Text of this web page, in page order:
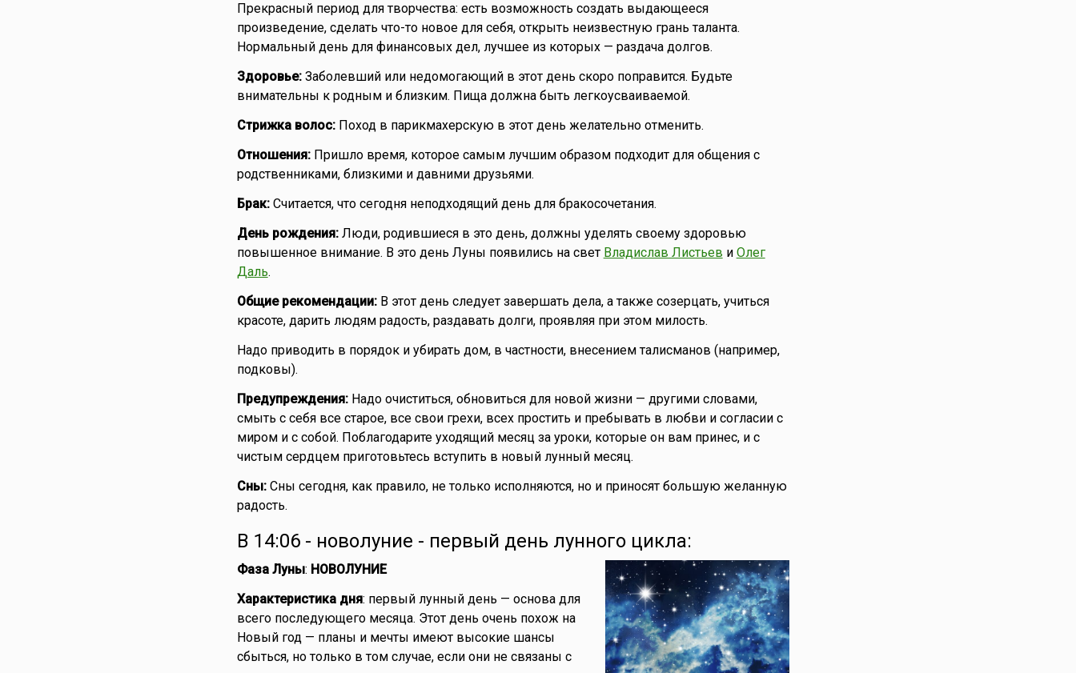
Прекрасный период для творчества: есть возможность создать выдающееся
произведение, сделать что-то новое для себя, открыть неизвестную грань таланта.
Нормальный день для финансовых дел, лучшее из которых — раздача долгов.
Здоровье:Заболевший или недомогающий в этот день скоро поправится. Будьте
внимательны к родным и близким. Пища должна быть легкоусваиваемой.
Стрижка волос:Поход в парикмахерскую в этот день желательно отменить.
Отношения:Пришло время, которое самым лучшим образом подходит для общения с
родственниками, близкими и давними друзьями.
Брак:Считается, что сегодня неподходящий день для бракосочетания.
День рождения:Люди, родившиеся в это день, должны уделять своему здоровью
повышенное внимание. В это день Луны появились на свет Владислав Листьев и Олег
Даль.
Общие рекомендации:В этот день следует завершать дела, а также созерцать, учиться
красоте, дарить людям радость, раздавать долги, проявляя при этом милость.
Надо приводить в порядок и убирать дом, в частности, внесением талисманов (например,
подковы).
Предупреждения:Надо очиститься, обновиться для новой жизни — другими словами,
смыть с себя все старое, все свои грехи, всех простить и пребывать в любви и согласии с
миром и с собой. Поблагодарите уходящий месяц за уроки, которые он вам принес, и с
чистым сердцем приготовьтесь вступить в новый лунный месяц.
Сны:Сны сегодня, как правило, не только исполняются, но и приносят большую желанную
радость.
В 14:06 - новолуние - первый день лунного цикла:
Фаза Луны: НОВОЛУНИЕ
Характеристика дня: первый лунный день — основа для
всего последующего месяца. Этот день очень похож на
Новый год — планы и мечты имеют высокие шансы
сбыться, но только в том случае, если они не связаны с